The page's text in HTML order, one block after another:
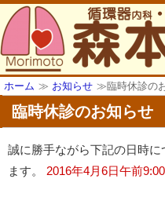
ホーム ≫ お知らせ ≫臨時休診の
臨時休診のお知らせ
誠に勝手ながら下記の日時
ます。 2016年4月6日午前